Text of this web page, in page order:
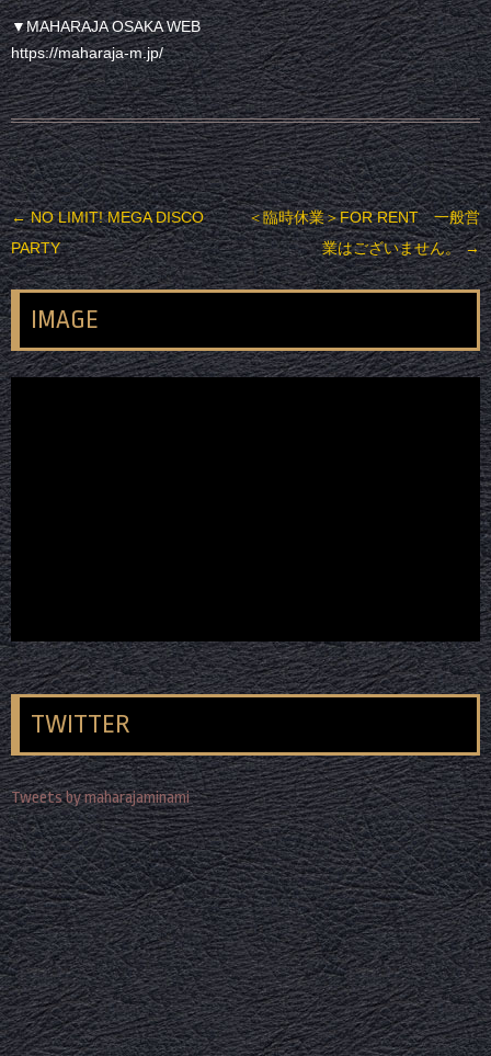
▼MAHARAJA OSAKA WEB
https://maharaja-m.jp/
投稿ナビゲーション
←NO LIMIT! MEGA DISCO
PARTY
＜臨時休業＞FOR RENT 一般営
業はございません。→
IMAGE
TWITTER
Tweets by maharajaminami